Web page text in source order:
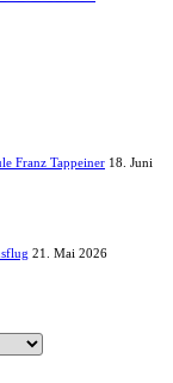
Franz Tappeiner 18. Juni
21. Mai 2026